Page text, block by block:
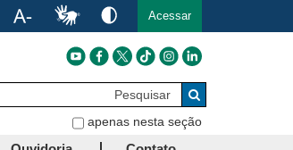
Acessar
Pesquisar
Buscar
apenas nesta seção